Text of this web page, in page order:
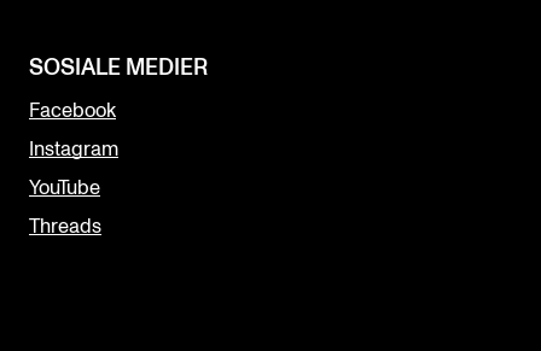
SOSIALE MEDIER
Facebook
Instagram
YouTube
Threads